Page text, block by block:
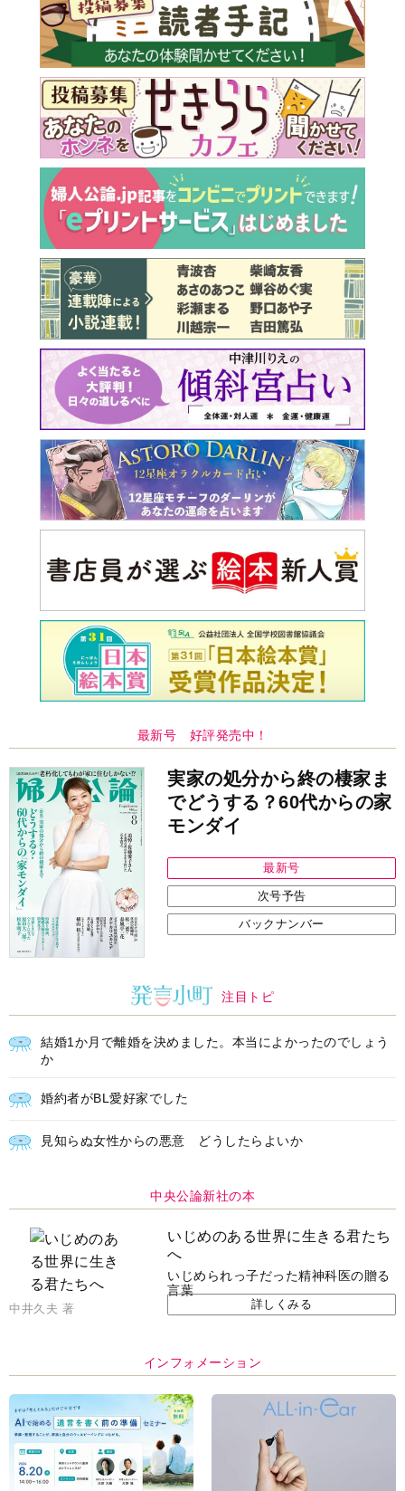
最新号 好評発売中！
実家の処分から終の棲家ま
でどうする？60代からの家
モンダイ
最新号
次号予告
バックナンバー
注目トピ
結婚1か月で離婚を決めました。本当によかったのでしょう
か
婚約者がBL愛好家でした
見知らぬ女性からの悪意 どうしたらよいか
中央公論新社の本
いじめのある世界に生きる君たち
へ
いじめられっ子だった精神科医の贈る
言葉
中井久夫 著 詳しくみる
インフォメーション